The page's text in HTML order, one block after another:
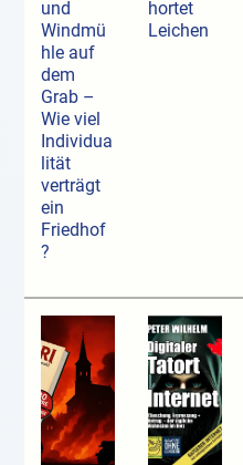
und
Windmü
hle auf
dem
Grab –
Wie viel
Individua
lität
verträgt
ein
Friedhof
?
hortet
Leichen